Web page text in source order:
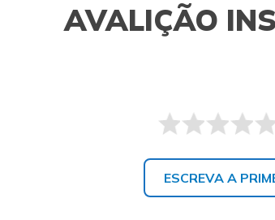
AVALIÇÃO
ESCREVA A